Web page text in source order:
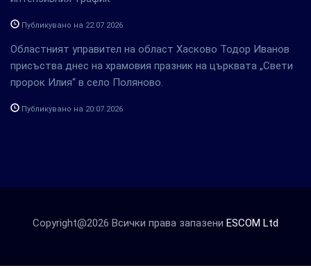
Публикувано на 22.07.2026
Областният управител на област Хасково Тодор Иванов
присъства днес на храмовия празник на църквата „Свети
пророк Илия“ в село Поляново.
Публикувано на 20.07.2026
Copyright@2026 Всички права запазени ESCOM Ltd